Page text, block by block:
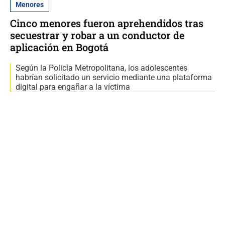
Menores
Cinco menores fueron aprehendidos tras
secuestrar y robar a un conductor de
aplicación en Bogotá
Según la Policía Metropolitana, los adolescentes
habrían solicitado un servicio mediante una plataforma
digital para engañar a la víctima